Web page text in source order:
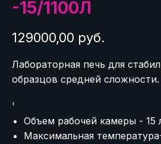
-15/1100Л
129000,00 руб.
Лабораторная печь для
образцов средней сложности.
'
Объем рабочей камеры - 15
Максимальная